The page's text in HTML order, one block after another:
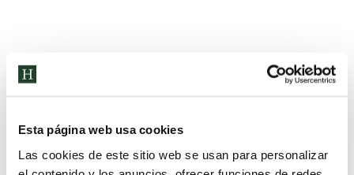
Esta página web usa cookies
Las cookies de este sitio web se usan para personalizar
Etiquetas: Compañerismo